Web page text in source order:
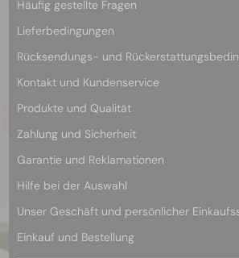
Häufig gestellte Fragen
Lieferbedingungen
Rücksendungs- und
Kontakt und Kundenservice
Produkte und Qualität
Zahlung und Sicherheit
Garantie und Reklamationen
Hilfe bei der Auswahl
Unser Geschäft und persönlicher
Einkauf und Bestellung